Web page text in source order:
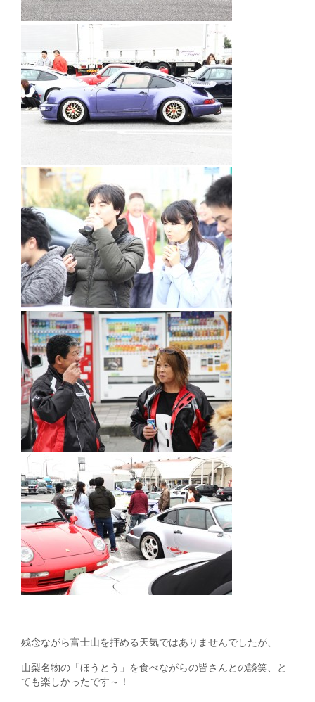
残念ながら富士山を拝める天気ではありませんでしたが、
山梨名物の「ほうとう」を食べながらの皆さんとの談笑、と
ても楽しかったです～！